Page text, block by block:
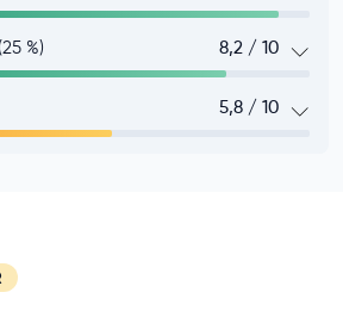
%) 8,2 / 10
5,8 / 10